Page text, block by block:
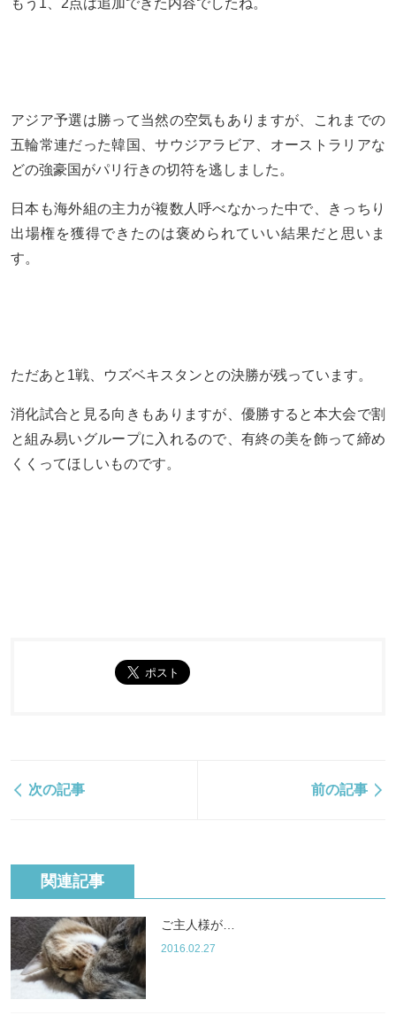
アジア予選は勝って当然の空気もありますが、これまでの
五輪常連だった韓国、サウジアラビア、オーストラリアな
どの強豪国がパリ行きの切符を逃しました。
日本も海外組の主力が複数人呼べなかった中で、きっちり
出場権を獲得できたのは褒められていい結果だと思いま
す。
ただあと1戦、ウズベキスタンとの決勝が残っています。
消化試合と見る向きもありますが、優勝すると本大会で割
と組み易いグループに入れるので、有終の美を飾って締め
くくってほしいものです。
次の記事 前の記事
関連記事
ご主人様が…
2016.02.27